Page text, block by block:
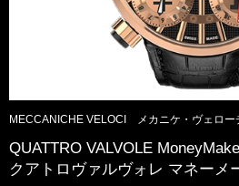
MECCANICHE VELOCI メカニケ・ヴェロー
QUATTRO VALVOLE
クアトロヴァルヴォレ マネーメ